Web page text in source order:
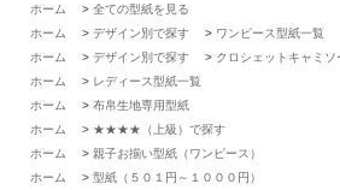
ホーム
> 全ての型紙を見る
ホーム
> デザイン別で探す > ワンピース型紙一覧
ホーム
> デザイン別で探す > クロシェットキャミソ
ホーム
> レディース型紙一覧
ホーム
> 布帛生地専用型紙
ホーム
> ★★★★（上級）で探す
ホーム
> 親子お揃い型紙（ワンピース）
ホーム
> 型紙（５０１円～１０００円）